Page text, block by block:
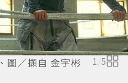
、圖／擷自 金宇彬
1 /5